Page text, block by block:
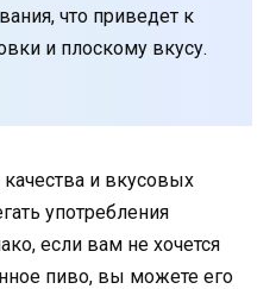
что приведет к
и плоскому вкусу.
и вкусовых
употребления
если вам не хочется
пиво, вы можете его